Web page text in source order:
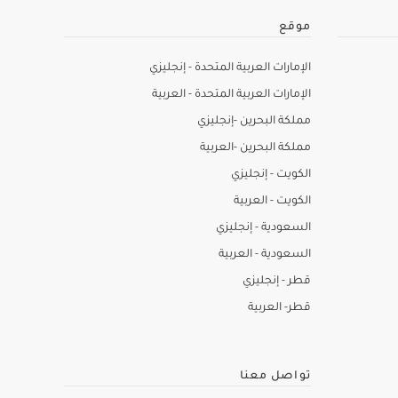
موقع
الإمارات العربية المتحدة - إنجليزي
الإمارات العربية المتحدة - العربية
مملكة البحرين -إنجليزي
مملكة البحرين -العربية
الكويت - إنجليزي
الكويت - العربية
السعودية - إنجليزي
السعودية - العربية
قطر - إنجليزي
قطر- العربية
تواصل معنا